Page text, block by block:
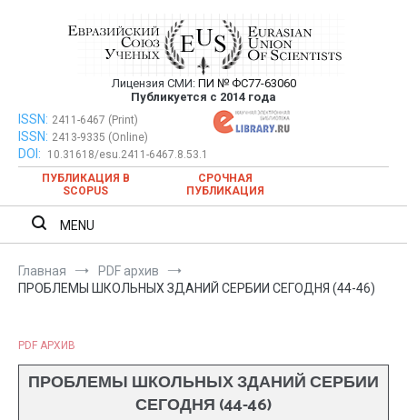
Евразийский Союз Ученых —
публикация научных статей в
ежемесячном научном журнале
Лицензия СМИ: ПИ № ФС77-63060
Публикуется с 2014 года
Евразийский Союз Ученых — публикация научных статей в
ежемесячном научном журнале
ISSN: 2411-6467 (Print)
ISSN: 2413-9335 (Online)
DOI:
10.31618/esu.2411-6467.8.53.1
ПУБЛИКАЦИЯ В
SCOPUS
СРОЧНАЯ
ПУБЛИКАЦИЯ
MENU
Главная
PDF архив
ПРОБЛЕМЫ ШКОЛЬНЫХ ЗДАНИЙ СЕРБИИ СЕГОДНЯ (44-46)
PDF АРХИВ
ПРОБЛЕМЫ ШКОЛЬНЫХ ЗДАНИЙ СЕРБИИ
СЕГОДНЯ (44-46)